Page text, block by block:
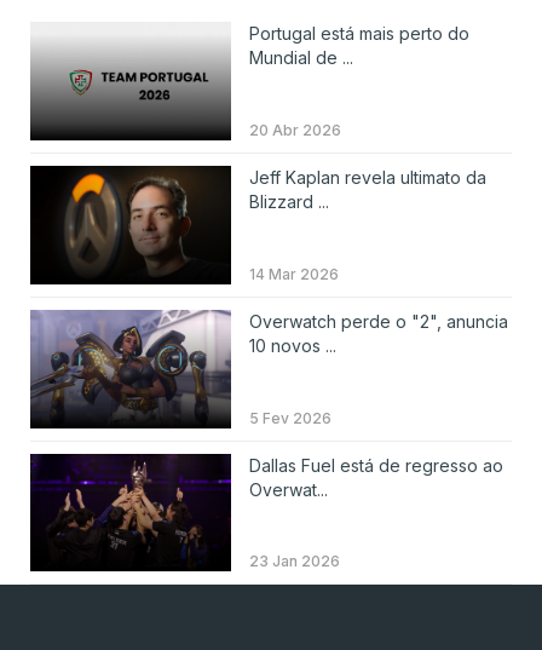
Portugal está mais perto do
Mundial de ...
20 Abr 2026
Jeff Kaplan revela ultimato da
Blizzard ...
14 Mar 2026
Overwatch perde o "2", anuncia
10 novos ...
5 Fev 2026
Dallas Fuel está de regresso ao
Overwat...
23 Jan 2026